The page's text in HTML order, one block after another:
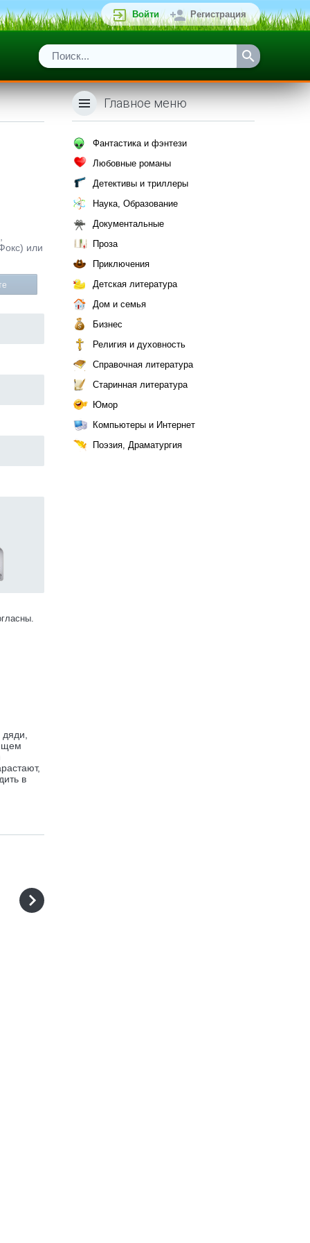
Войти Регистрация
или
в
Главное меню
Фантастика и фэнтези
Любовные романы
Детективы и триллеры
Наука, Образование
Документальные
Проза
Приключения
Детская литература
Дом и семья
Бизнес
Религия и духовность
Справочная литература
Старинная литература
Юмор
Компьютеры и Интернет
Поэзия, Драматургия